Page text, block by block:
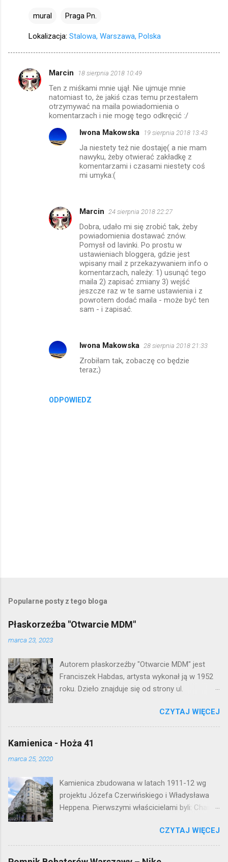
mural Praga Pn.
Lokalizacja: Stalowa, Warszawa, Polska
K
Marcin 18 sierpnia 2018 10:49
Ten z miśkami mnie ujął. Nie ujmuje mnie
natomiast to, że jakiś czas temu przestałem
otrzymywać na maila powiadomienia o
komentarzach i nie mogę tego odkręcić :/
ODPOWIEDZ
Iwona Makowska 19 sierpnia 2018 13:43
Ja niestety też nie dostaję( a nie mam
nawyku, żeby otwierać zakładkę z
komentarzami i czasami niestety coś
mi umyka:(
Marcin 24 sierpnia 2018 22:27
Dobra, udało mi się zrobić tak, żeby
powiadomienia dostawać znów.
Pomysł od lavinki. Po prostu w
ustawieniach bloggera, gdzie jest
wpisany mail z przekazywaniem info o
komentarzach, należy: 1) usunąć tego
maila 2) zapisać zmiany 3) wejść
jeszcze raz w te same ustawienia i z
powrotem dodać maila - może być ten
sam - i zapisać.
Iwona Makowska 28 sierpnia 2018 21:33
Zrobiłam tak, zobaczę co będzie
teraz;)
e
i
j
o
m
e
n
t
a
Popularne posty z tego bloga
Płaskorzeźba "Otwarcie MDM"
marca 23, 2023
Autorem płaskorzeźby "Otwarcie MDM" jest
Franciszek Habdas, artysta wykonał ją w 1952
roku. Dzieło znajduje się od strony ul.
warszawskiej flagowej inwestycji
mieszkaniowej lat 50. Lokalizacja: Śródmieście
CZYTAJ WIĘCEJ
Kamienica - Hoża 41
marca 25, 2020
Kamienica zbudowana w latach 1911-12 wg
projektu Józefa Czerwińskiego i Władysława
Heppena. Pierwszymi właścicielami byli: Chaim
kamienica była zamieszkała przez
pracowników Elektrowni Warszawskiej. Ten
okazały budynek wyszedł bez szwanku z II
CZYTAJ WIĘCEJ